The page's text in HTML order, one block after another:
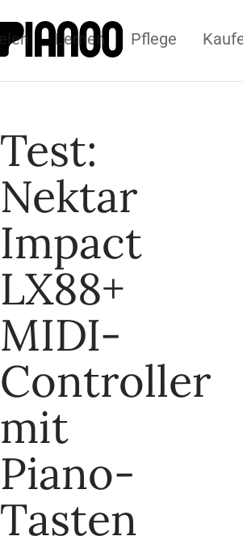
Lernen Pflege
Test:
Nektar
Impact
LX88+
MIDI-
Controller
mit
Piano-
Tasten